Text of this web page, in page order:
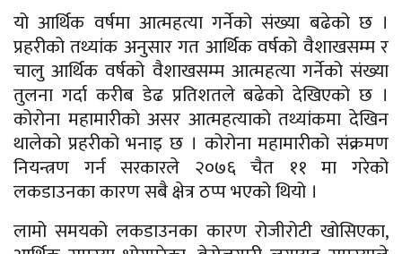
यो आर्थिक वर्षमा आत्महत्या गर्नेको संख्या बढेको छ ।
प्रहरीको तथ्यांक अनुसार गत आर्थिक वर्षको वैशाखसम्म र
चालु आर्थिक वर्षको वैशाखसम्म आत्महत्या गर्नेको संख्या
तुलना गर्दा करीब डेढ प्रतिशतले बढेको देखिएको छ ।
कोरोना महामारीको असर आत्महत्याको तथ्यांकमा देखिन
थालेको प्रहरीको भनाइ छ । कोरोना महामारीको संक्रमण
नियन्त्रण गर्न सरकारले २०७६ चैत ११ मा गरेको
लकडाउनका कारण सबै क्षेत्र ठप्प भएको थियो ।
लामो समयको लकडाउनका कारण रोजीरोटी खोसिएका,